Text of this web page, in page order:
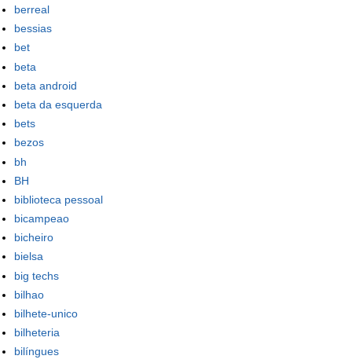
berreal
bessias
bet
beta
beta android
beta da esquerda
bets
bezos
bh
BH
biblioteca pessoal
bicampeao
bicheiro
bielsa
big techs
bilhao
bilhete-unico
bilheteria
bilíngues